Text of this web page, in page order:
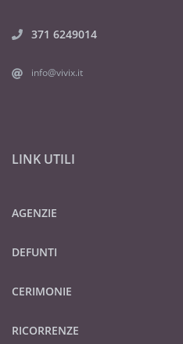
371 6249014
info@vivix.it
LINK UTILI
AGENZIE
DEFUNTI
CERIMONIE
RICORRENZE